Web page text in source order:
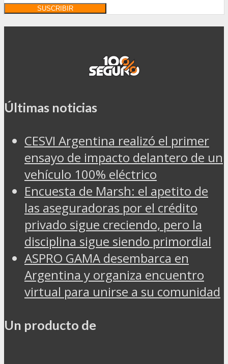
Últimas noticias
CESVI Argentina realizó el primer
ensayo de impacto delantero de un
vehículo 100% eléctrico
Encuesta de Marsh: el apetito de
las aseguradoras por el crédito
privado sigue creciendo, pero la
disciplina sigue siendo primordial
ASPRO GAMA desembarca en
Argentina y organiza encuentro
virtual para unirse a su comunidad
Un producto de